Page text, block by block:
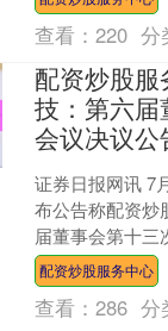
漏水等质量问题
查看：220 分
配资炒股
技：第六届
会议决议公
证券日报网讯 7
布公告称配资炒
届董事会第十三
于延长公司向特
会决议有效期的
配资炒股服务中心
查看：286 分